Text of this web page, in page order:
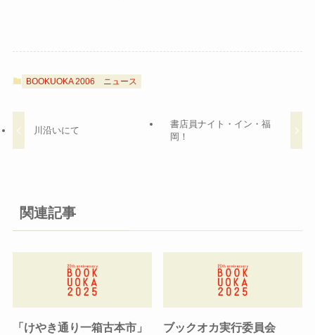
BOOKUOKA 2006 ニュース
川沿いにて
書店員ナイト・イン・福
岡！
関連記事
「けやき通り一箱古本市」
ブックオカ実行委員会